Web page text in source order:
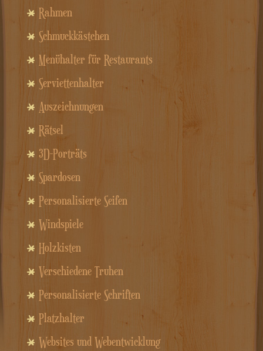
Rahmen
Schmuckkästchen
Menühalter für Restaurants
Serviettenhalter
Auszeichnungen
Rätsel
3D-Porträts
Spardosen
Personalisierte Seifen
Windspiele
Holzkisten
Verschiedene Truhen
Personalisierte Schriften
Platzhalter
Websites und Webentwicklung